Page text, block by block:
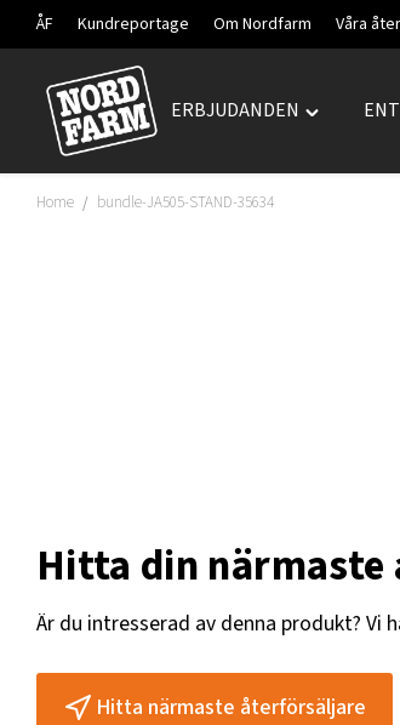
ÅF Kundreportage Om Nordfarm Våra
Hoppa
innehåll
ERBJUDANDEN
Toggle
Home / bundle-JA505-STAND-35634
Hitta din
Är du intresserad av denna produkt?
Hitta närmaste återförsäljare